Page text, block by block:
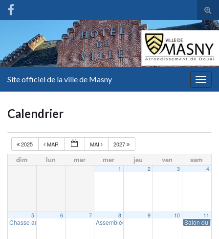
Site officiel de la ville de Masny
Calendrier
2025 MAR MAI 2027
dim lun mar mer jeu ven sam
1 2 3 4
5
Chasse aux œufs
6 7 8
Assemblée générale de Masnystoria14 h 30
9 10 11
Salon du